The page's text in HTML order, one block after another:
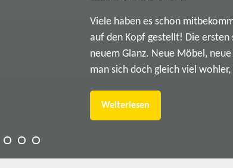
Viele haben es schon
auf den Kopf gestellt! Die ersten
neuem Glanz. Neue Möbel,
man sich doch gleich viel
Weiterlesen